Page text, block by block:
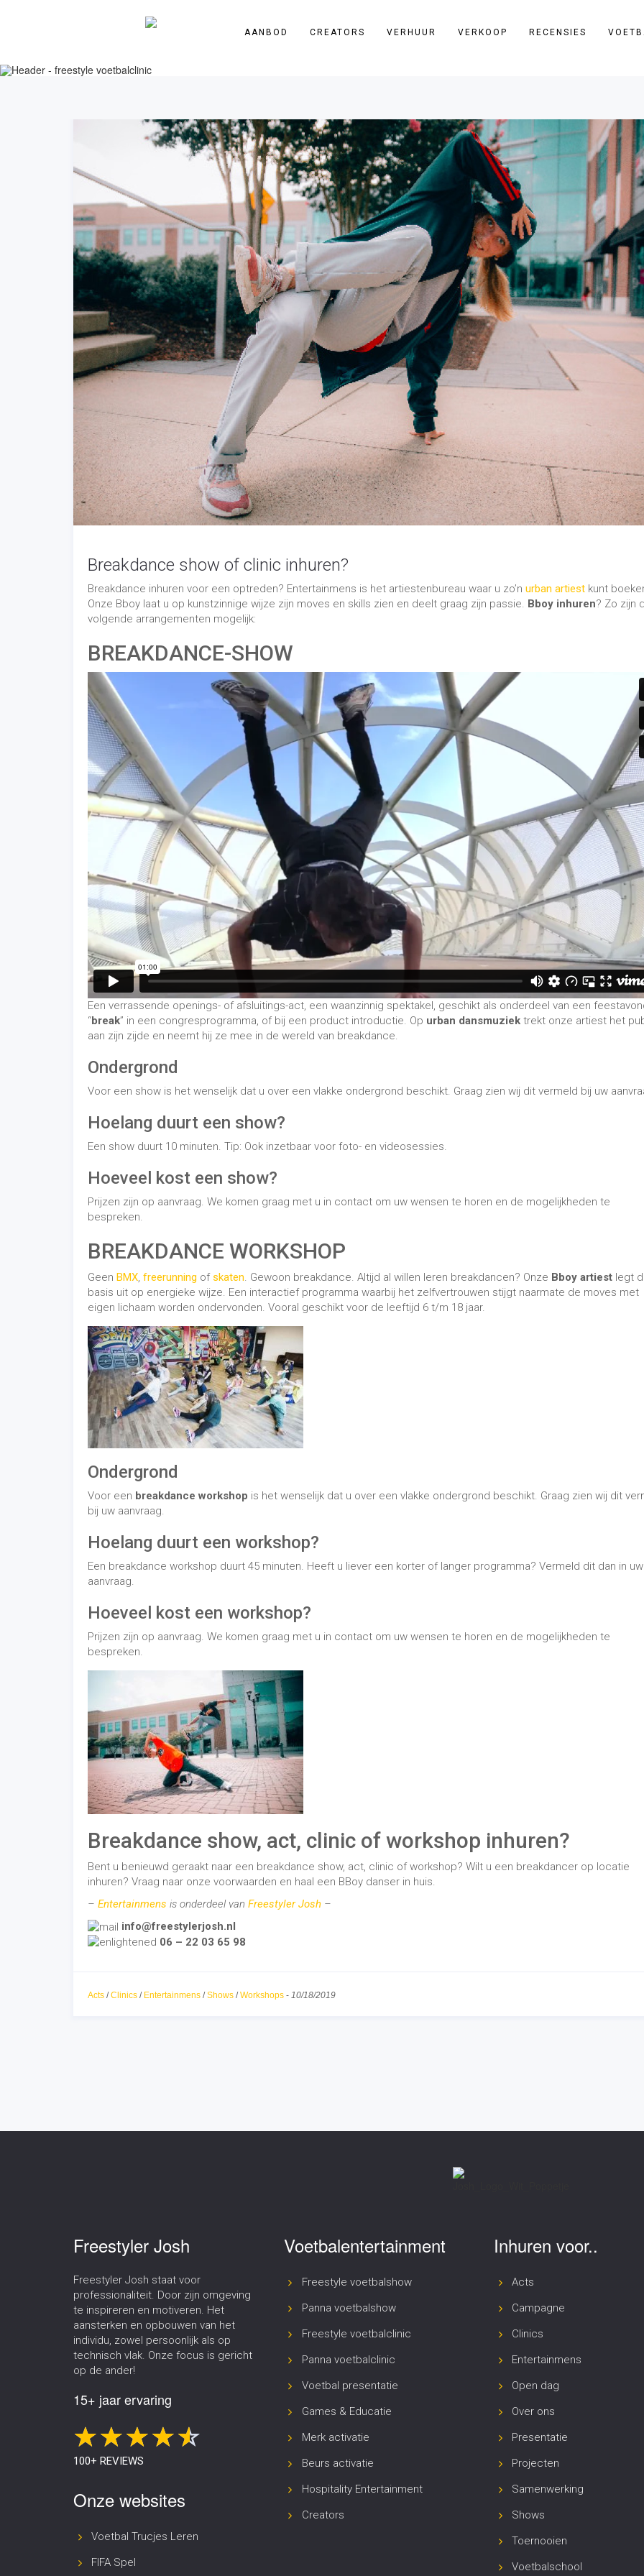
AANBOD CREATORS VERHUUR VERKOOP RECENSIES
Breakdance show of clinic inhuren?
Breakdance inhuren voor een optreden? Entertainmens is het artiestenbureau waar u zo’n urban artiest kunt
Onze Bboy laat u op kunstzinnige wijze zijn moves en skills zien en deelt graag zijn passie. Bboy inhuren? Zo zijn
volgende arrangementen mogelijk:
BREAKDANCE-SHOW
Een verrassende openings- of afsluitings-act, een waanzinnig spektakel, geschikt als onderdeel van een
“break” in een congresprogramma, of bij een product introductie. Op urban dansmuziek trekt onze artiest het
aan zijn zijde en neemt hij ze mee in de wereld van breakdance.
Ondergrond
Voor een show is het wenselijk dat u over een vlakke ondergrond beschikt. Graag zien wij dit vermeld bij uw
Hoelang duurt een show?
Een show duurt 10 minuten. Tip: Ook inzetbaar voor foto- en videosessies.
Hoeveel kost een show?
Prijzen zijn op aanvraag. We komen graag met u in contact om uw wensen te horen en de mogelijkheden te
bespreken.
BREAKDANCE WORKSHOP
Geen BMX, freerunning ofskaten. Gewoon breakdance. Altijd al willen leren breakdancen? Onze Bboy artiest legt
basis uit op energieke wijze. Een interactief programma waarbij het zelfvertrouwen stijgt naarmate de moves met
eigen lichaam worden ondervonden. Vooral geschikt voor de leeftijd 6 t/m 18 jaar.
Ondergrond
Voor een breakdance workshop is het wenselijk dat u over een vlakke ondergrond beschikt. Graag zien wij dit
bij uw aanvraag.
Hoelang duurt een workshop?
Een breakdance workshop duurt 45 minuten. Heeft u liever een korter of langer programma? Vermeld dit dan in uw
aanvraag.
Hoeveel kost een workshop?
Prijzen zijn op aanvraag. We komen graag met u in contact om uw wensen te horen en de mogelijkheden te
bespreken.
Breakdance show, act, clinic of workshop inhuren?
Bent u benieuwd geraakt naar een breakdance show, act, clinic of workshop? Wilt u een breakdancer op locatie
inhuren? Vraag naar onze voorwaarden en haal een BBoy danser in huis.
– Entertainmens is onderdeel van Freestyler Josh –
info@freestylerjosh.nl
06 – 22 03 65 98
Acts /Clinics / Entertainmens /Shows /Workshops - 10/18/2019
Freestyler Josh
Freestyler Josh staat voor
professionaliteit. Door zijn omgeving
te inspireren en motiveren. Het
aansterken en opbouwen van het
individu, zowel persoonlijk als op
technisch vlak. Onze focus is gericht
op de ander!
15+ jaar ervaring
100+ REVIEWS
Onze websites
Voetbal Trucjes Leren
FIFA Spel
Voetbalentertainment
Freestyle voetbalshow
Panna voetbalshow
Freestyle voetbalclinic
Panna voetbalclinic
Voetbal presentatie
Games & Educatie
Merk activatie
Beurs activatie
Hospitality Entertainment
Creators
Inhuren voor..
Acts
Campagne
Clinics
Entertainmens
Open dag
Over ons
Presentatie
Projecten
Samenwerking
Shows
Toernooien
Voetbalschool